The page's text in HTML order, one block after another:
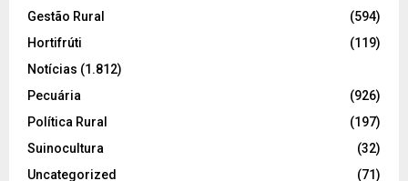
Gestão Rural
(594)
Hortifrúti
(119)
Notícias (1.812)
Pecuária
(926)
Política Rural
(197)
Suinocultura
(32)
Uncategorized
(71)